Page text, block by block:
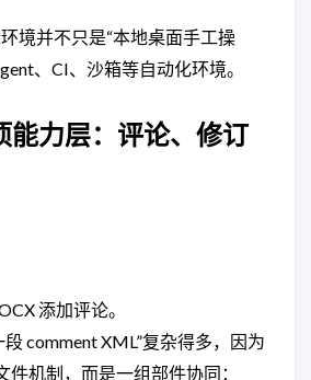
境并不只是“本地桌面手工操
、CI、沙箱等自动化环境。
能力层：评论、修订
添加评论。
comment XML”复杂得多，因为
机制，而是一组部件协同：